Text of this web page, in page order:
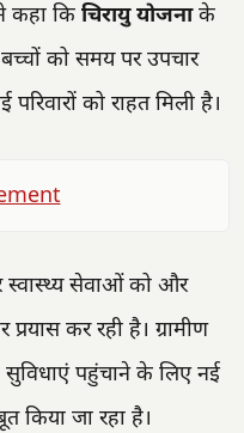
कहा कि चिरायु योजनाके
बच्चों को समय पर उपचार
को राहत मिली है।
स्वास्थ्य सेवाओं को और
कर रही है। ग्रामीण
सुविधाएं पहुंचाने के लिए नई
किया जा रहा है।